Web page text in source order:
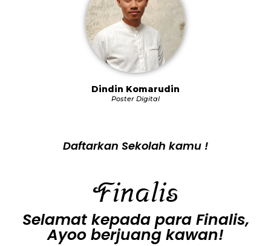
Dindin Komarudin
Poster Digital
Daftarkan Sekolah kamu !
Finalis
Selamat kepada para Finalis,
Ayoo berjuang kawan!